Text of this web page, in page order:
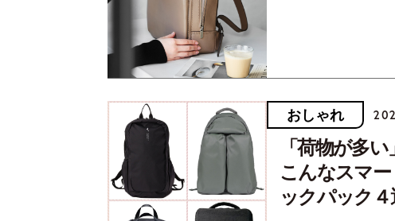
おしゃれ
「荷物が多
こんなスマ
ックパック４